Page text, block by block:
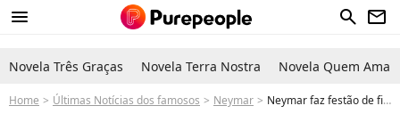
menu search newsletter
Novela Três Graças Novela Terra Nostra Novela Quem Ama
Home Últimas Notícias dos famosos Neymar Neymar faz festão de fim de ano em Mangaratiba após mudar de planos